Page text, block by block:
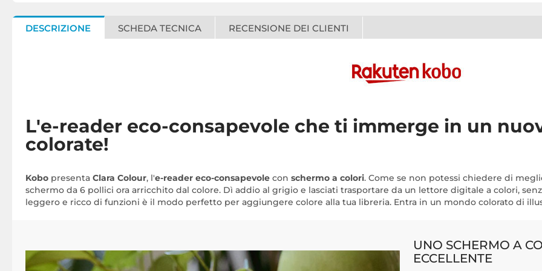
DESCRIZIONE SCHEDA TECNICA RECENSIONE DEI CLIENTI
L'e-reader eco-consapevole che ti immerge in un
colorate!
Kobo presenta Clara Colour, l'e-reader eco-consapevole con schermo a colori. Come se non potessi chiedere di
schermo da 6 pollici ora arricchito dal colore. Dì addio al grigio e lasciati trasportare da un lettore digitale a colori,
leggero e ricco di funzioni è il modo perfetto per aggiungere colore alla tua libreria. Entra in un mondo colorato di
UNO SCHERMO A
ECCELLENTE